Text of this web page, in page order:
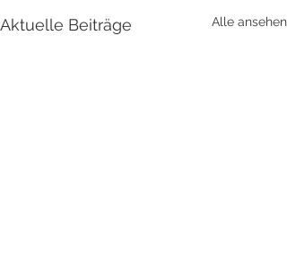
Aktuelle Beiträge Alle ansehen